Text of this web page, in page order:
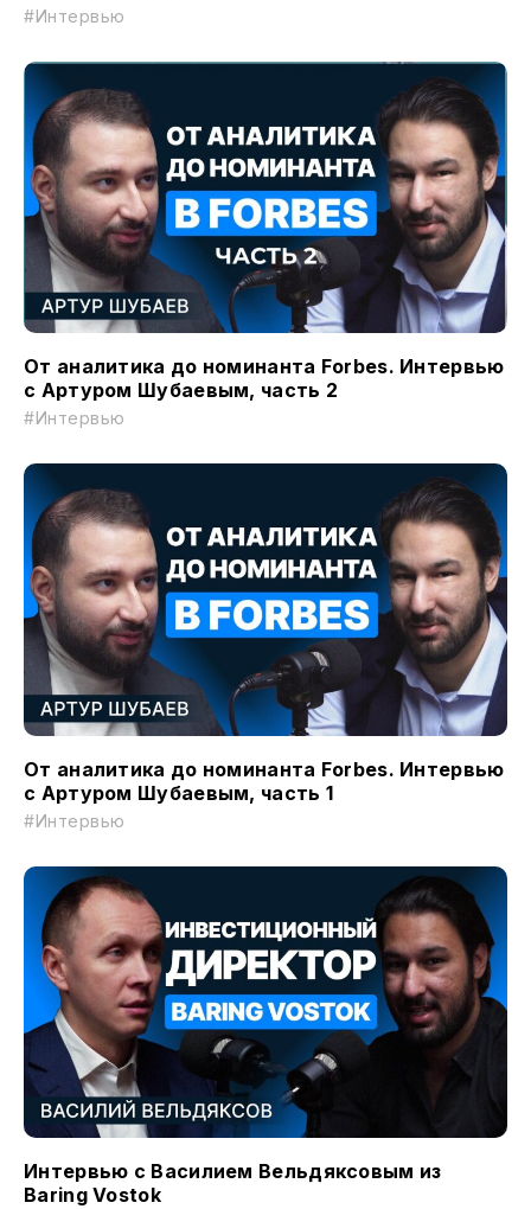
#Интервью
От аналитика до номинанта Forbes. Интервью
с Артуром Шубаевым, часть 2
#Интервью
От аналитика до номинанта Forbes. Интервью
с Артуром Шубаевым, часть 1
#Интервью
Интервью с Василием Вельдяксовым из
Baring Vostok